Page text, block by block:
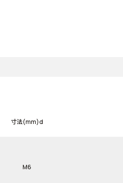
寸法(mm)d
M6